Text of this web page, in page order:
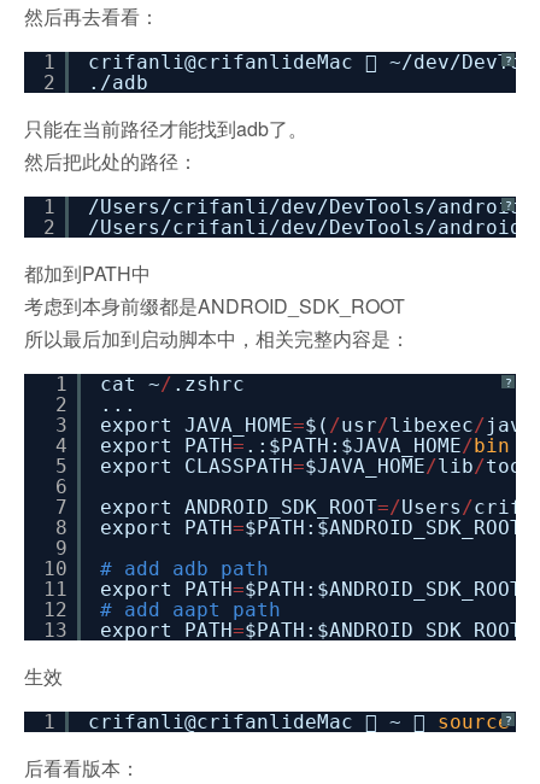
然后再去看看：
?
1
2
crifanli@crifanlideMac  ~/dev/
. /adb
只能在当前路径才能找到adb了。
然后把此处的路径：
?
1
2
/Users/crifanli/dev/DevTools/
/Users/crifanli/dev/DevTools/
都加到PATH中
考虑到本身前缀都是ANDROID_SDK_ROOT
所以最后加到启动脚本中，相关完整内容是：
?
1
2
3
4
5
6
7
8
9
10
11
12
13
cat ~/ .zshrc
...
export JAVA_HOME=$( /usr/libexec/
export PATH= .:$PATH:$JAVA_HOME/bin
export CLASSPATH=$JAVA_HOME/lib/
export ANDROID_SDK_ROOT=/Users/
export PATH=$PATH:$ANDROID_SDK_ROOT
# add adb path
export PATH=$PATH:$ANDROID_SDK_ROOT
# add aapt path
export PATH=$PATH:$ANDROID_SDK_ROOT
生效
?
1 crifanli@crifanlideMac  ~  source
后看看版本：